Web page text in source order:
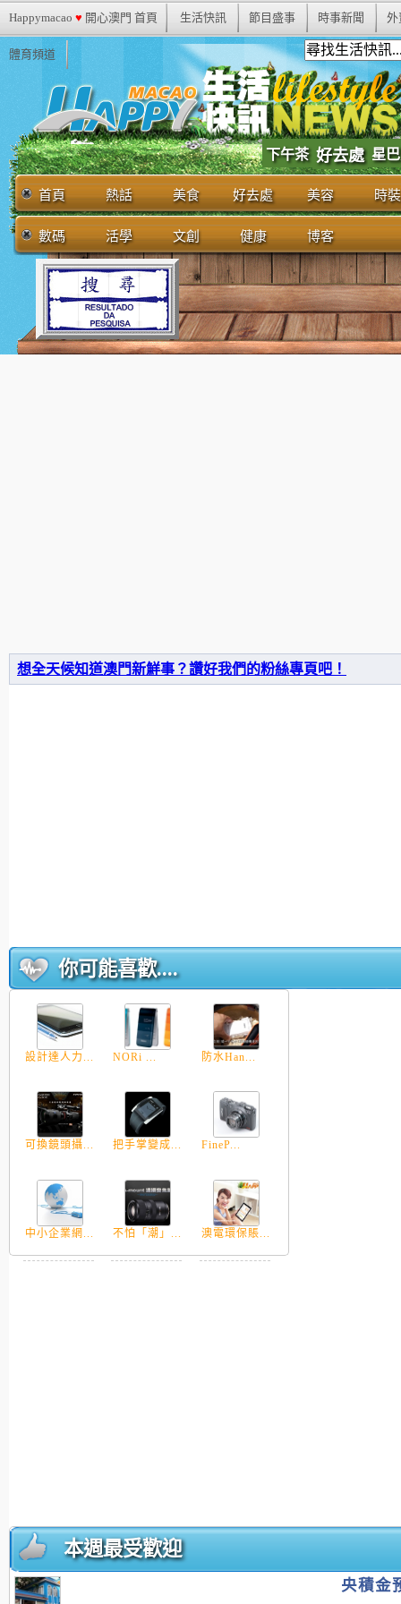
Happymacao ♥ 開心澳門 首頁 生活快訊 節目盛事 時事新聞 外
體育頻道
下午茶 好去處 星
首頁 熱話 美食 好去處 美容 時裝
數碼 活學 文創 健康 博客
想全天候知道澳門新鮮事？讚好我們的粉絲專頁吧！
你可能喜歡....
設計達人力... NORi ... 防水Han...
可換鏡頭攝... 把手掌變成... FineP...
中小企業網... 不怕「潮」... 澳電環保賬...
本週最受歡迎
央積金